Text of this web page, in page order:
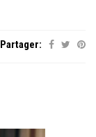
Partager: